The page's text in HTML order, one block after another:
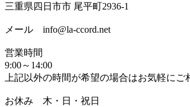
三重県四日市市 尾平町2936-1
メール info@la-ccord.net
営業時間
9:00～14:00
上記以外の時間が希望の場合はお気軽にご
お休み 木・日・祝日